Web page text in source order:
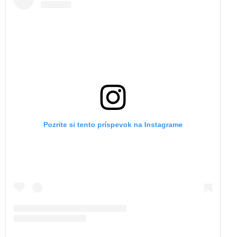
Pozrite si tento príspevok na Instagrame